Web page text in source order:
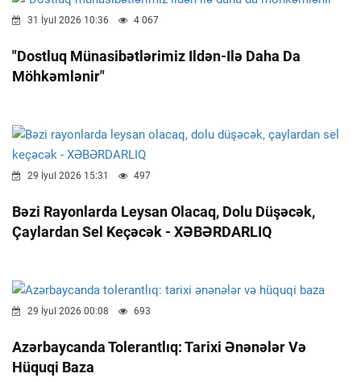
31 İyul 2026 10:36 4 067
"Dostluq Münasibətlərimiz Ildən-Ilə Daha Da
Möhkəmlənir"
29 İyul 2026 15:31 497
Bəzi Rayonlarda Leysan Olacaq, Dolu Düşəcək,
Çaylardan Sel Keçəcək - XƏBƏRDARLIQ
29 İyul 2026 00:08 693
Azərbaycanda Tolerantlıq: Tarixi Ənənələr Və
Hüquqi Baza